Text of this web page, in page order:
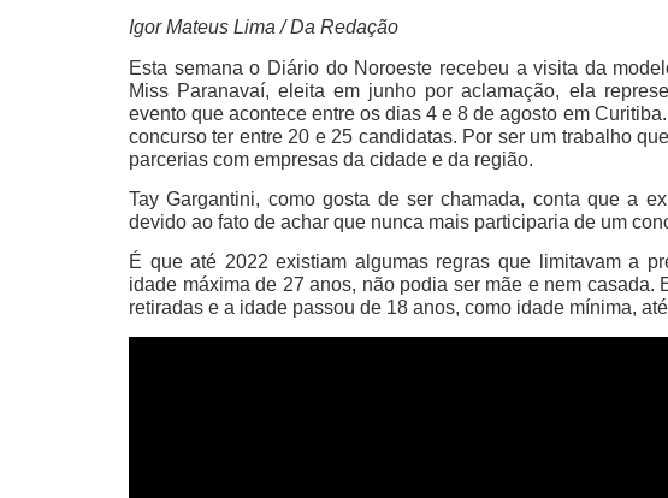
Igor Mateus Lima / Da Redação
Esta semana o Diário do Noroeste recebeu a visita da
Miss Paranavaí, eleita em junho por aclamação, ela
evento que acontece entre os dias 4 e 8 de agosto em
concurso ter entre 20 e 25 candidatas. Por ser um trabalho
parcerias com empresas da cidade e da região.
Tay Gargantini, como gosta de ser chamada, conta que a
devido ao fato de achar que nunca mais participaria de um
É que até 2022 existiam algumas regras que limitavam a
idade máxima de 27 anos, não podia ser mãe e nem casada.
retiradas e a idade passou de 18 anos, como idade mínima,